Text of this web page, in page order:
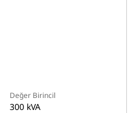
Değer Birincil
300 kVA